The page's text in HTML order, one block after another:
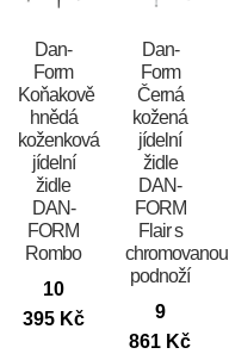
​​​​​Dan-
Form
Koňakově
hnědá
koženková
jídelní
židle
DAN-
FORM
Rombo
10
395 Kč
​​​​​Dan-
Form
Černá
kožená
jídelní
židle
DAN-
FORM
Flair s
chromovanou
podnoží
9
861 Kč